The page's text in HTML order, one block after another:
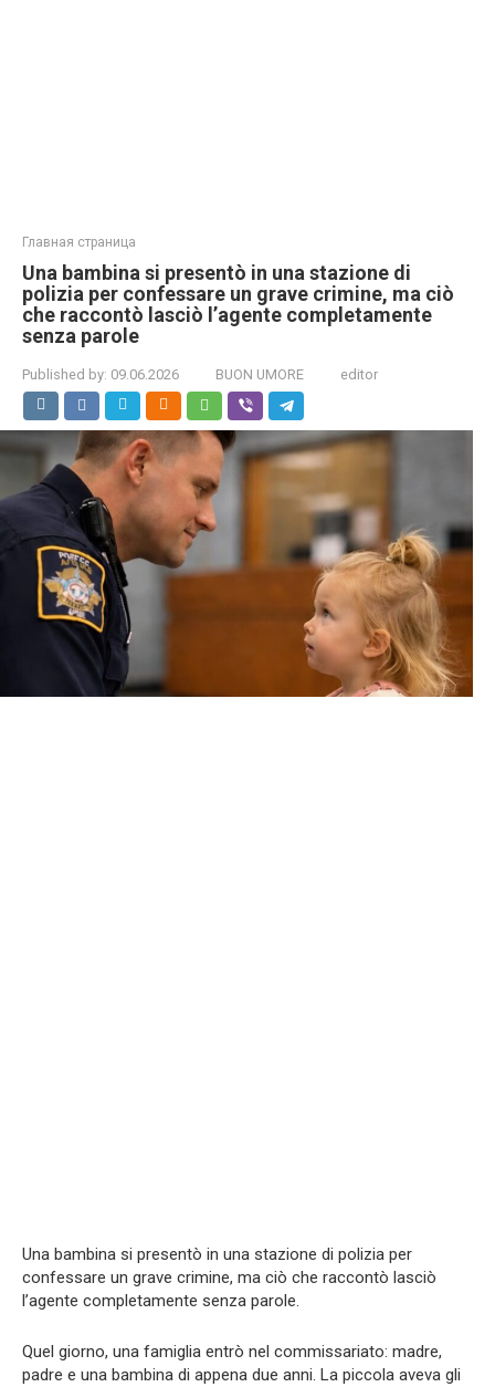
Главная страница
Una bambina si presentò in una stazione di
polizia per confessare un grave crimine, ma ciò
che raccontò lasciò l’agente completamente
senza parole
Published by: 09.06.2026 BUON UMORE editor
Una bambina si presentò in una stazione di polizia per
confessare un grave crimine, ma ciò che raccontò lasciò
l’agente completamente senza parole.
Quel giorno, una famiglia entrò nel commissariato: madre,
padre e una bambina di appena due anni. La piccola aveva gli